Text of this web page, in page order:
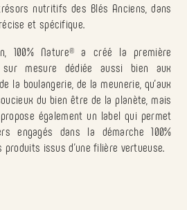
nutritifs des Blés Anciens, dans
et spécifique.
100% Nature® a créé la première
sur mesure dédiée aussi bien aux
la boulangerie, de la meunerie, qu’aux
du bien être de la planète, mais
également un label qui permet
engagés dans la démarche 100%
produits issus d’une filière vertueuse.